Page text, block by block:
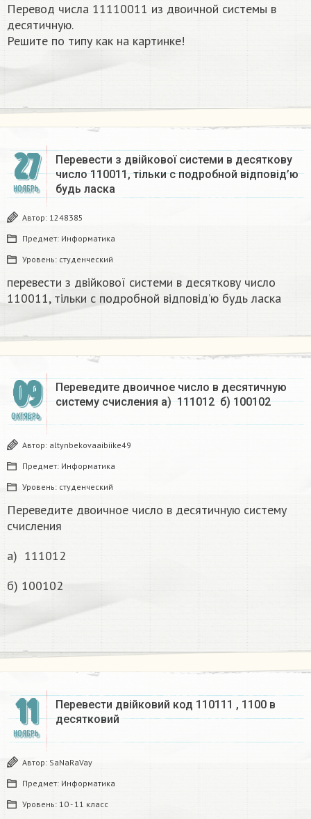
Перевод числа 11110011 из двоичной системы в
десятичную.
Решите по типу как на картинке!
27
НОЯБРЬ
Перевести з двійкової системи в десяткову
число 110011, тільки с подробной відповід’ю
будь ласка​
Автор: 1248385
Предмет: Информатика
Уровень: студенческий
перевести з двійкової системи в десяткову число
110011, тільки с подробной відповід’ю будь ласка​
09
ОКТЯБРЬ
Переведите двоичное число в десятичную
систему счисления а) 111012 б) 100102 ​
Автор: altynbekovaaibiike49
Предмет: Информатика
Уровень: студенческий
Переведите двоичное число в десятичную систему
счисления
а) 111012
б) 100102
11
НОЯБРЬ
Перевести двійковий код 110111 , 1100 в
десятковий
Автор: SaNaRaVay
Предмет: Информатика
Уровень: 10 - 11 класс